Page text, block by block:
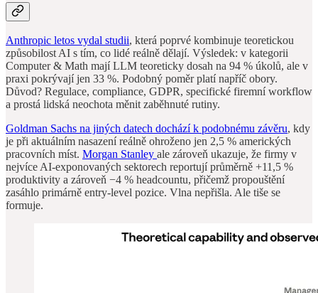
Anthropic letos vydal studii, která poprvé kombinuje teoretickou
způsobilost AI s tím, co lidé reálně dělají. Výsledek: v kategorii
Computer & Math mají LLM teoreticky dosah na 94 % úkolů, ale v
praxi pokrývají jen 33 %. Podobný poměr platí napříč obory.
Důvod? Regulace, compliance, GDPR, specifické firemní workflow
a prostá lidská neochota měnit zaběhnuté rutiny.
Goldman Sachs na jiných datech dochází k podobnému závěru, kdy
je při aktuálním nasazení reálně ohroženo jen 2,5 % amerických
pracovních míst. Morgan Stanley ale zároveň ukazuje, že firmy v
nejvíce AI-exponovaných sektorech reportují průměrně +11,5 %
produktivity a zároveň −4 % headcountu, přičemž propouštění
zasáhlo primárně entry-level pozice. Vlna nepřišla. Ale tiše se
formuje.